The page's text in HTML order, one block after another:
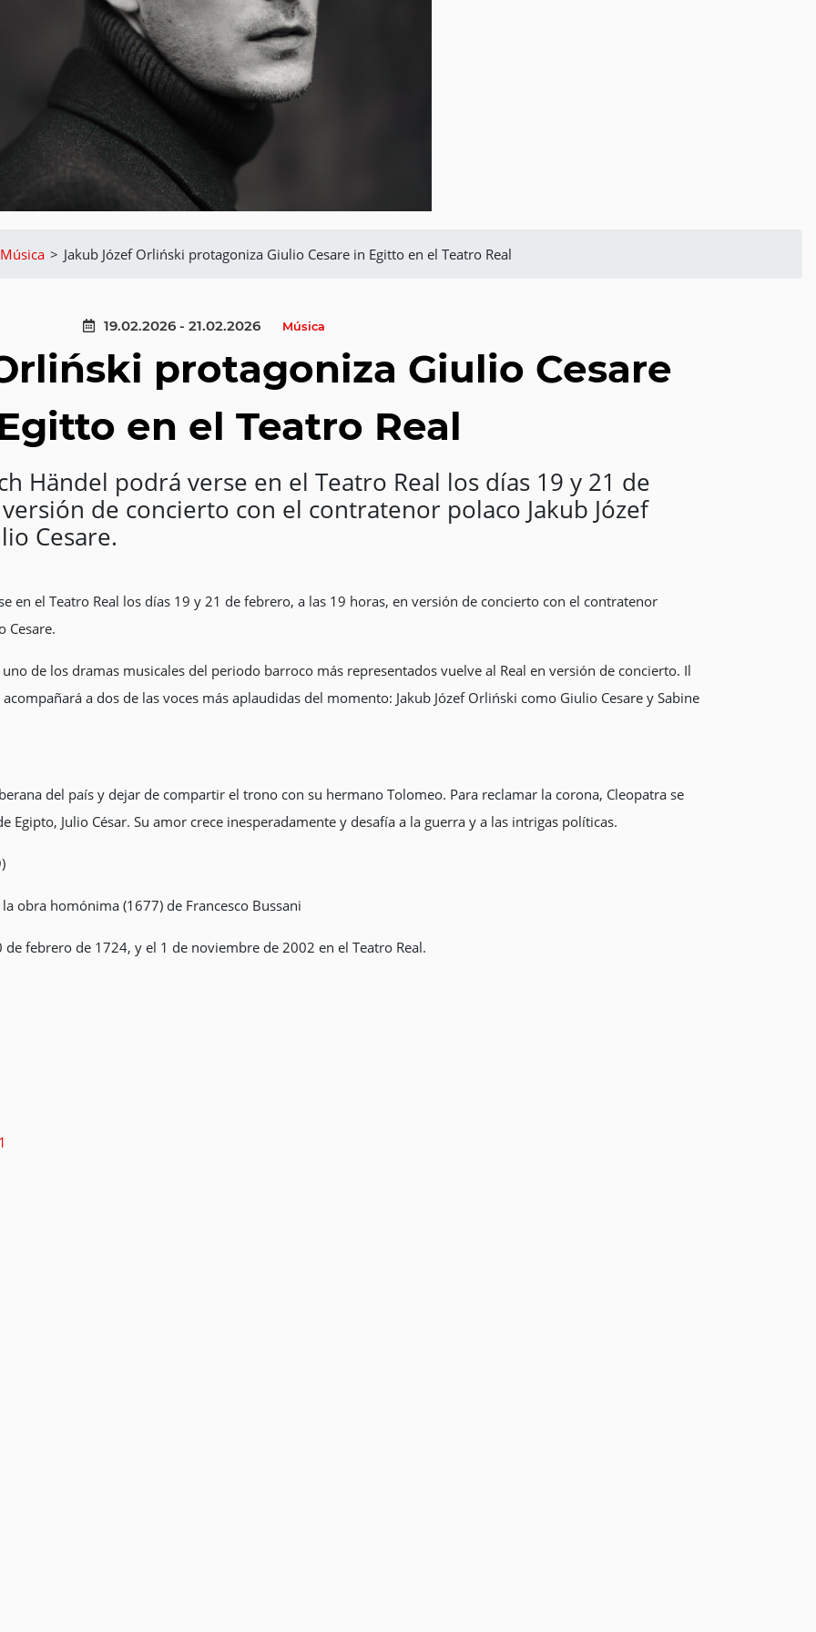
Música > Jakub Józef Orliński protagoniza Giulio Cesare in Egitto en el Teatro Real
19.02.2026 - 21.02.2026 Música
protagoniza Giulio Cesare
en el Teatro Real
Händel podrá verse en el Teatro Real los días 19 y 21 de
de concierto con el contratenor polaco Jakub Józef
Cesare.
en el Teatro Real los días 19 y 21 de febrero, a las 19 horas, en versión de concierto con el contratenor
Cesare.
de los dramas musicales del periodo barroco más representados vuelve al Real en versión de concierto. Il
a dos de las voces más aplaudidas del momento: Jakub Józef Orliński como Giulio Cesare y Sabine
del país y dejar de compartir el trono con su hermano Tolomeo. Para reclamar la corona, Cleopatra se
Egipto, Julio César. Su amor crece inesperadamente y desafía a la guerra y a las intrigas políticas.
obra homónima (1677) de Francesco Bussani
de febrero de 1724, y el 1 de noviembre de 2002 en el Teatro Real.